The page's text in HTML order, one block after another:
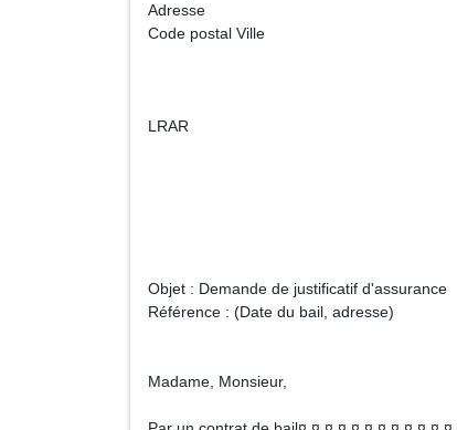
Adresse
Code postal Ville
LRAR
Nom du
Code
Objet : Demande de justificatif d'assurance
Référence : (Date du bail, adresse)
Madame, Monsieur,